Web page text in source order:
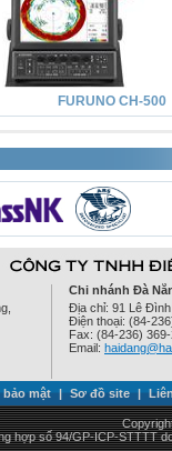
FURUNO CH-500
Chi nhánh Đà
Địa chỉ: 91 Lê
Điện thoại: (84-
Fax: (84-236)
Email:
bảo mật | Sơ đồ site |
hợp số 94/GP-ICP-STTTT